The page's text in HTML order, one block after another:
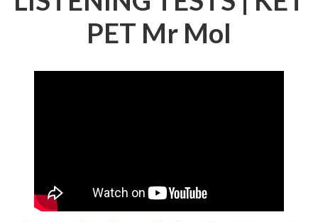
PET Mr Mol